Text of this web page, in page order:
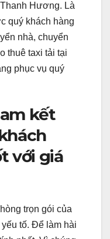
Hương. Là
quý khách hàng
nhà, chuyển
thuê taxi tải tại
phục vụ quý
kết
với giá
trọn gói của
tố. Để làm hài